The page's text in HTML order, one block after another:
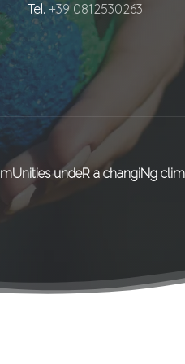
Tel.+39 0812530263
undeR a changiNg